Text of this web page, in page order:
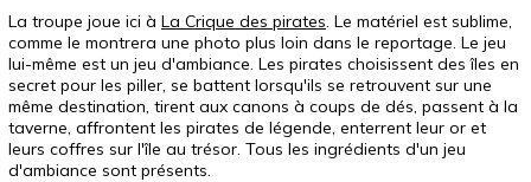
La troupe joue ici à La Crique des pirates. Le matériel est sublime,
comme le montrera une photo plus loin dans le reportage. Le jeu
lui-même est un jeu d'ambiance. Les pirates choisissent des îles en
secret pour les piller, se battent lorsqu'ils se retrouvent sur une
même destination, tirent aux canons à coups de dés, passent à la
taverne, affrontent les pirates de légende, enterrent leur or et
leurs coffres sur l'île au trésor. Tous les ingrédients d'un jeu
d'ambiance sont présents.